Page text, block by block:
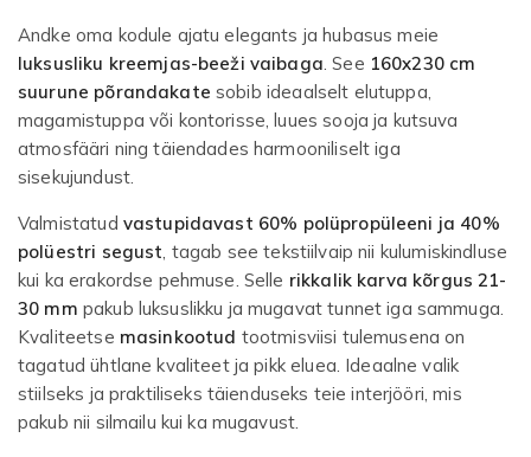
Andke oma kodule ajatu elegants ja hubasus meie
luksusliku kreemjas-beeži vaibaga. See 160x230 cm
suurune põrandakate sobib ideaalselt elutuppa,
magamistuppa või kontorisse, luues sooja ja kutsuva
atmosfääri ning täiendades harmooniliselt iga
sisekujundust.
Valmistatud vastupidavast 60% polüpropüleeni ja 40%
polüestri segust, tagab see tekstiilvaip nii kulumiskindluse
kui ka erakordse pehmuse. Selle rikkalik karva kõrgus 21-
30 mm pakub luksuslikku ja mugavat tunnet iga sammuga.
Kvaliteetse masinkootud tootmisviisi tulemusena on
tagatud ühtlane kvaliteet ja pikk eluea. Ideaalne valik
stiilseks ja praktiliseks täienduseks teie interjööri, mis
pakub nii silmailu kui ka mugavust.